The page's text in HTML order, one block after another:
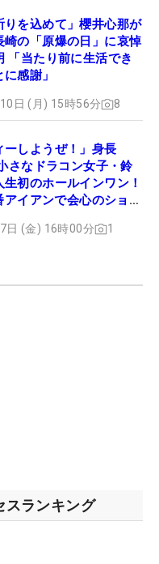
りを込めて」櫻井心那が
崎の「原爆の日」に哀悼
「当たり前に生活でき
感謝」
日 (月) 15時56分 8
ーしようぜ！」身長
さなドラコン女子・鈴
初のホールインワン！
イアンで会心のショッ
日 (金) 16時00分 1
スランキング